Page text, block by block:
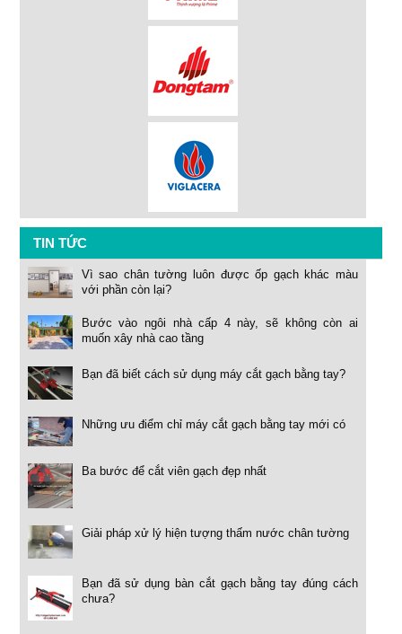
TIN TỨC
Vì sao chân tường luôn được ốp gạch khác màu
với phần còn lại?
Bước vào ngôi nhà cấp 4 này, sẽ không còn ai
muốn xây nhà cao tầng
Bạn đã biết cách sử dụng máy cắt gạch bằng tay?
Những ưu điểm chỉ máy cắt gạch bằng tay mới có
Ba bước để cắt viên gạch đẹp nhất
Giải pháp xử lý hiện tượng thấm nước chân tường
Bạn đã sử dụng bàn cắt gạch bằng tay đúng cách
chưa?